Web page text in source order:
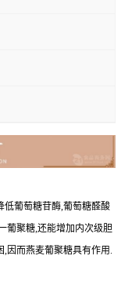
低葡萄糖苷酶,葡萄糖醛酸
葡聚糖,还能增加内次级胆
因而燕麦葡聚糖具有作用.